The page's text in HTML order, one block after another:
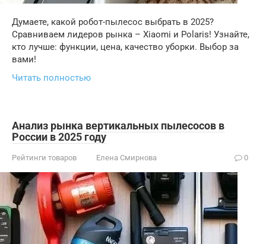
Думаете, какой робот-пылесос выбрать в 2025?
Сравниваем лидеров рынка – Xiaomi и Polaris! Узнайте,
кто лучше: функции, цена, качество уборки. Выбор за
вами!
Читать полностью
Анализ рынка вертикальных пылесосов в
России в 2025 году
Рейтинги товаров Елена Смирнова 0